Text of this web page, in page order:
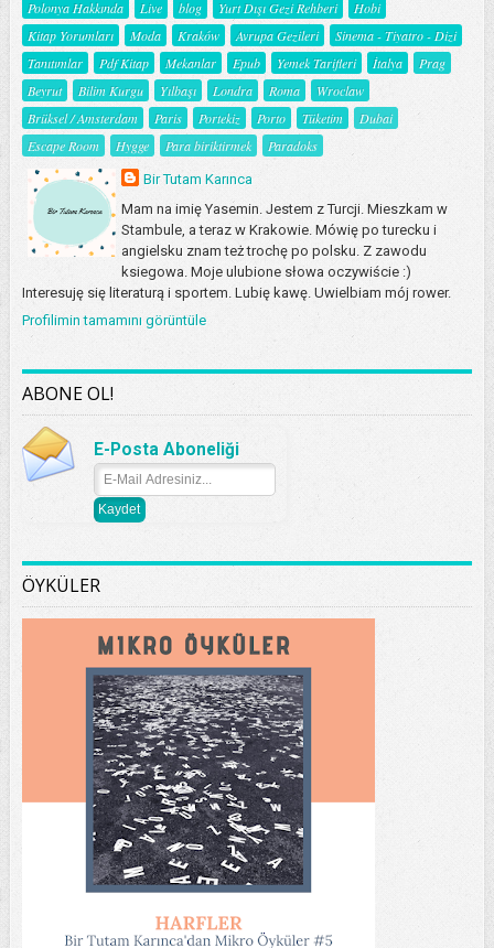
Polonya Hakkında Live blog Yurt Dışı Gezi Rehberi
Hobi
Kitap Yorumları
Moda Kraków Avrupa Gezileri
Sinema - Tiyatro - Dizi
Tanıtımlar
Pdf Kitap Mekanlar Epub Yemek Tarifleri İtalya
Prag
Beyrut
Bilim Kurgu Yılbaşı Londra Roma
Wroclaw
Brüksel / Amsterdam
Paris Portekiz Porto Tüketim
Dubai
Escape Room
Hygge Para biriktirmek Paradoks
Bir Tutam Karınca
Mam na imię Yasemin. Jestem z Turcji. Mieszkam w
Stambule, a teraz w Krakowie. Mówię po turecku i
angielsku znam też trochę po polsku. Z zawodu
ksiegowa. Moje ulubione słowa oczywiście :)
Interesuję się literaturą i sportem. Lubię kawę. Uwielbiam mój rower.
Profilimin tamamını görüntüle
ABONE OL!
E-Posta Aboneliği
ÖYKÜLER